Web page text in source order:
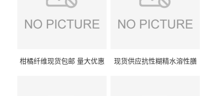
柑橘纤维现货包邮 量大优惠
现货供应抗性糊精水溶性膳